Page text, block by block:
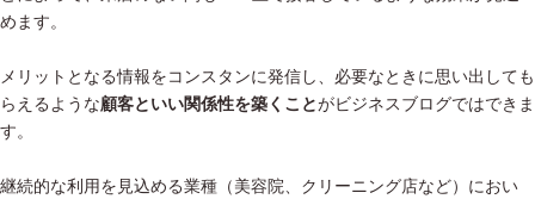
めます。
メリットとなる情報をコンスタンに発信し、必要なときに思い出しても
らえるような顧客といい関係性を築くことがビジネスブログではできま
す。
継続的な利用を見込める業種（美容院、クリーニング店など）におい